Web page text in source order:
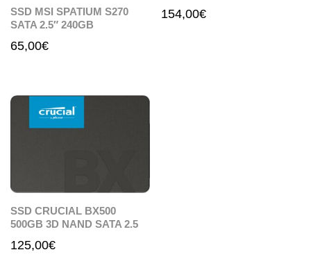
SSD MSI SPATIUM S270
SATA 2.5″ 240GB
65,00€
154,00€
SSD CRUCIAL BX500
500GB 3D NAND SATA 2.5
125,00€